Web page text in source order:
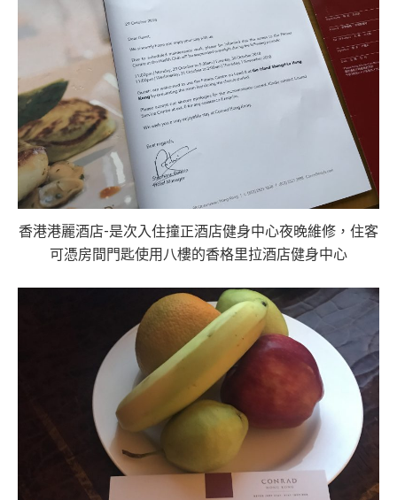
香港港麗酒店-是次入住撞正酒店健身中心夜晚維修，住客
可憑房間門匙使用八樓的香格里拉酒店健身中心